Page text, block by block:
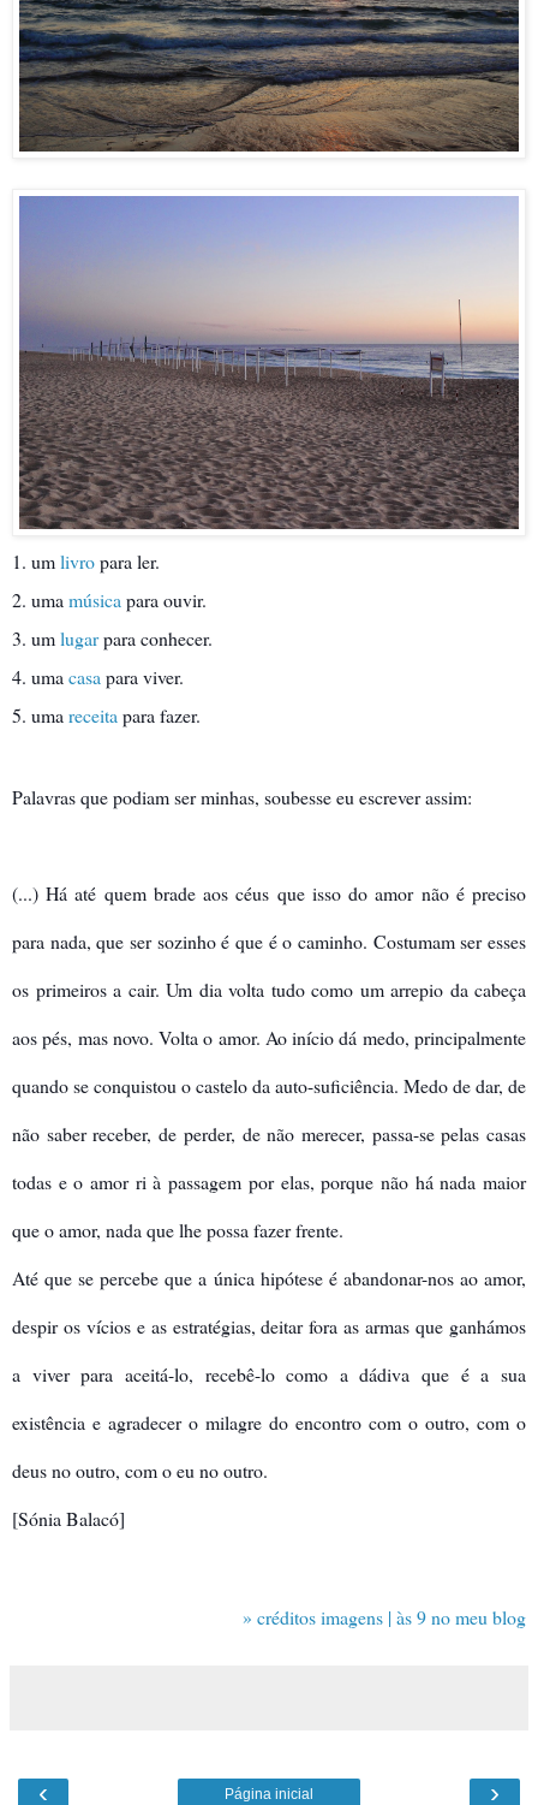
1. umlivropara ler.
2. uma música para ouvir.
3. umlugarpara conhecer.
4. uma casa para viver.
5. uma receita para fazer.
Palavras que podiam ser minhas, soubesse eu escrever assim:
(...) Há até quem brade aos céus que isso do amor não é preciso
para nada, que ser sozinho é que é o caminho. Costumam ser esses
os primeiros a cair. Um dia volta tudo como um arrepio da cabeça
aos pés, mas novo. Volta o amor. Ao início dá medo, principalmente
quando se conquistou o castelo da auto-suficiência. Medo de dar, de
não saber receber, de perder, de não merecer, passa-se pelas casas
todas e o amor ri à passagem por elas, porque não há nada maior
que o amor, nada que lhe possa fazer frente.
Até que se percebe que a única hipótese é abandonar-nos ao amor,
despir os vícios e as estratégias, deitar fora as armas que ganhámos
a viver para aceitá-lo, recebê-lo como a dádiva que é a sua
existência e agradecer o milagre do encontro com o outro, com o
deus no outro, com o eu no outro.
[Sónia Balacó]
» créditos imagens | às 9 no meu blog
‹ ›
Página inicial